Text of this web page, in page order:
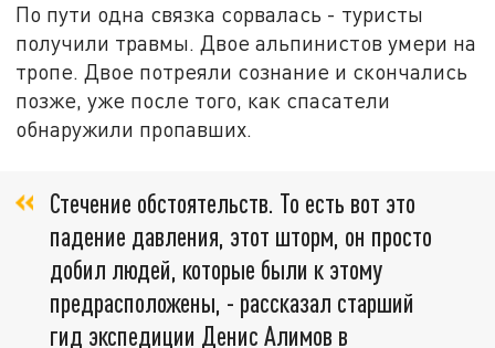
По пути одна связка сорвалась - туристы
получили травмы. Двое альпинистов умери на
тропе. Двое потреяли сознание и скончались
позже, уже после того, как спасатели
обнаружили пропавших.
Стечение обстоятельств. То есть вот это
падение давления, этот шторм, он просто
добил людей, которые были к этому
предрасположены, - рассказал старший
гид экспедиции Денис Алимов в